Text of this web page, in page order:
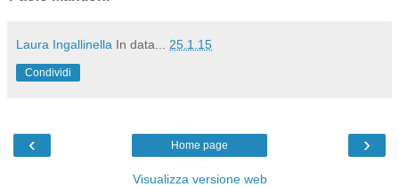
Laura Ingallinella In data... 25.1.15
Condividi
‹ ›
Home page
Visualizza versione web